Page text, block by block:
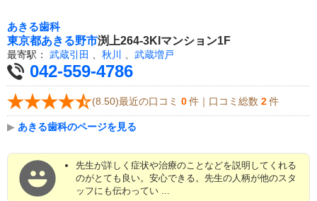
あきる歯科
東京都あきる野市渕上264-3KIマンション1F
最寄駅： 武蔵引田 、 秋川 、 武蔵増戸
042-559-4786
(8.50)最近の口コミ 0 件｜口コミ総数 2 件
▶ あきる歯科のページを見る
先生が詳しく症状や治療のことなどを説明してくれる
のがとても良い。安心できる。先生の人柄が他のスタ
ッフにも伝わってい ...